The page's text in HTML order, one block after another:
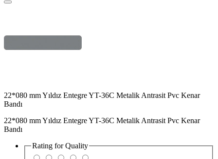
22*080 mm Yıldız Entegre YT-36C Metalik Antrasit Pvc Kenar
Bandı
22*080 mm Yıldız Entegre YT-36C Metalik Antrasit Pvc Kenar
Bandı
Rating forQuality